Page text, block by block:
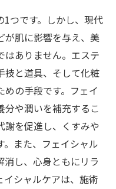
つです。しかし、現代
が肌に影響を与え、美
はありません。エステ
技と道具、そして化粧
の手段です。フェイ
分や潤いを補充するこ
謝を促進し、くすみや
。また、フェイシャル
し、心身ともにリラ
イシャルケアは、施術